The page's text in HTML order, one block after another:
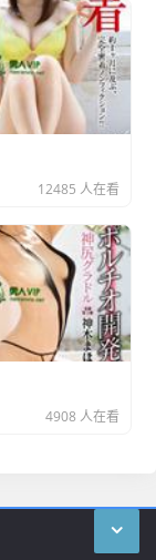
12485 人在看
4908 人在看